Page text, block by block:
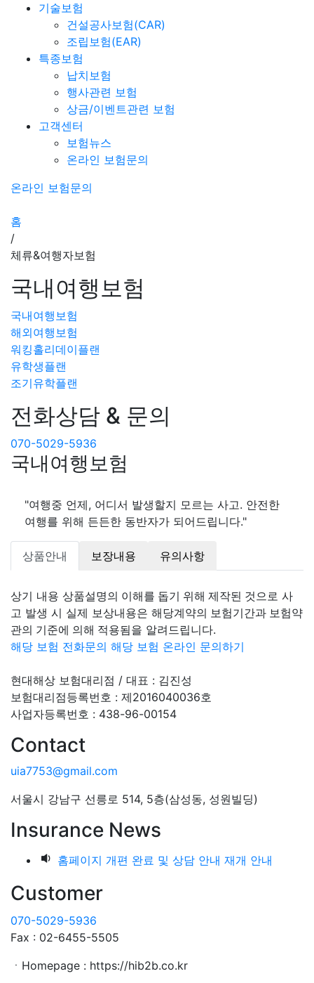
기술보험
건설공사보험(CAR)
조립보험(EAR)
특종보험
납치보험
행사관련 보험
상금/이벤트관련 보험
고객센터
보험뉴스
온라인 보험문의
온라인 보험문의
홈
/
체류&여행자보험
국내여행보험
국내여행보험
해외여행보험
워킹홀리데이플랜
유학생플랜
조기유학플랜
전화상담 & 문의
070-5029-5936
국내여행보험
"여행중 언제, 어디서 발생할지 모르는 사고. 안전한
여행를 위해 든든한 동반자가 되어드립니다."
상품안내 보장내용 유의사항
상기 내용 상품설명의 이해를 돕기 위해 제작된 것으로 사
고 발생 시 실제 보상내용은 해당계약의 보험기간과 보험약
관의 기준에 의해 적용됨을 알려드립니다.
해당 보험 전화문의 해당 보험 온라인 문의하기
현대해상 보험대리점 / 대표 : 김진성
보험대리점등록번호 : 제2016040036호
사업자등록번호 : 438-96-00154
Contact
uia7753@gmail.com
서울시 강남구 선릉로 514, 5층(삼성동, 성원빌딩)
Insurance News
홈페이지 개편 완료 및 상담 안내 재개 안내
Customer
070-5029-5936
Fax : 02-6455-5505
ㆍHomepage : https://hib2b.co.kr